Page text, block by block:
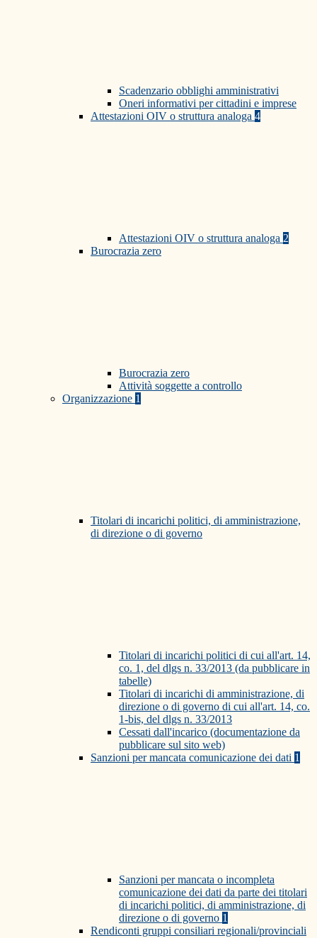
Scadenzario obblighi amministrativi
Oneri informativi per cittadini e imprese
Attestazioni OIV o struttura analoga 4
Attestazioni OIV o struttura analoga 2
Burocrazia zero
Burocrazia zero
Attività soggette a controllo
Organizzazione 1
Titolari di incarichi politici, di amministrazione,
di direzione o di governo
Titolari di incarichi politici di cui all'art. 14,
co. 1, del dlgs n. 33/2013 (da pubblicare in
tabelle)
Titolari di incarichi di amministrazione, di
direzione o di governo di cui all'art. 14, co.
1-bis, del dlgs n. 33/2013
Cessati dall'incarico (documentazione da
pubblicare sul sito web)
Sanzioni per mancata comunicazione dei dati 1
Sanzioni per mancata o incompleta
comunicazione dei dati da parte dei titolari
di incarichi politici, di amministrazione, di
direzione o di governo 1
Rendiconti gruppi consiliari regionali/provinciali